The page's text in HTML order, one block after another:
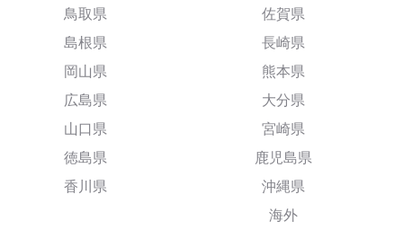
鳥取県
島根県
岡山県
広島県
山口県
徳島県
香川県
佐賀県
長崎県
熊本県
大分県
宮崎県
鹿児島県
沖縄県
海外